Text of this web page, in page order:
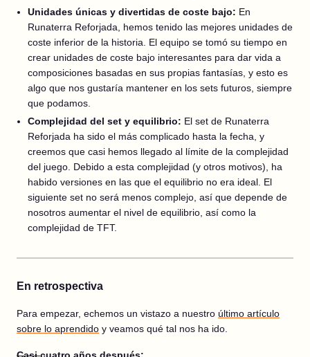
Unidades únicas y divertidas de coste bajo: En
Runaterra Reforjada, hemos tenido las mejores unidades de
coste inferior de la historia. El equipo se tomó su tiempo en
crear unidades de coste bajo interesantes para dar vida a
composiciones basadas en sus propias fantasías, y esto es
algo que nos gustaría mantener en los sets futuros, siempre
que podamos.
Complejidad del set y equilibrio: El set de Runaterra
Reforjada ha sido el más complicado hasta la fecha, y
creemos que casi hemos llegado al límite de la complejidad
del juego. Debido a esta complejidad (y otros motivos), ha
habido versiones en las que el equilibrio no era ideal. El
siguiente set no será menos complejo, así que depende de
nosotros aumentar el nivel de equilibrio, así como la
complejidad de TFT.
En retrospectiva
Para empezar, echemos un vistazo a nuestro último artículo
sobre lo aprendido y veamos qué tal nos ha ido.